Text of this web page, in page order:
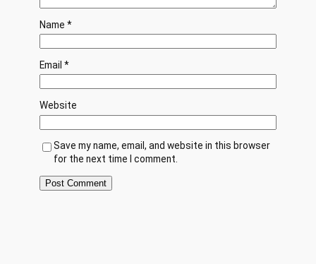
Name *
Email *
Website
Save my name, email, and website in this browser
for the next time I comment.